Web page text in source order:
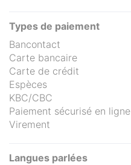
Types de paiement
Bancontact
Carte bancaire
Carte de crédit
Espèces
KBC/CBC
Paiement sécurisé en ligne
Virement
Langues parlées